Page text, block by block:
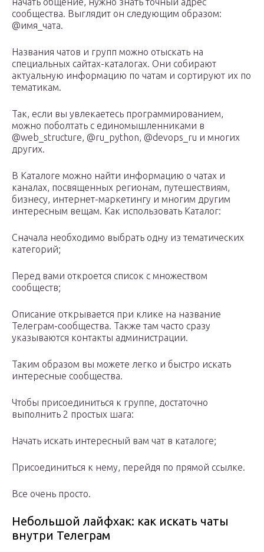
сообщества. Выглядит он следующим образом:
@имя_чата.
Названия чатов и групп можно отыскать на
специальных сайтах-каталогах. Они собирают
актуальную информацию по чатам и сортируют их по
тематикам.
Так, если вы увлекаетесь программированием,
можно поболтать с единомышленниками в
@web_structure, @ru_python, @devops_ru и многих
других.
В Каталоге можно найти информацию о чатах и
каналах, посвященных регионам, путешествиям,
бизнесу, интернет-маркетингу и многим другим
интересным вещам. Как использовать Каталог:
Сначала необходимо выбрать одну из тематических
категорий;
Перед вами откроется список с множеством
сообществ;
Описание открывается при клике на название
Телеграм-сообщества. Также там часто сразу
указываются контакты администрации.
Таким образом вы можете легко и быстро искать
интересные сообщества.
Чтобы присоединиться к группе, достаточно
выполнить 2 простых шага:
Начать искать интересный вам чат в каталоге;
Присоединиться к нему, перейдя по прямой ссылке.
Все очень просто.
Небольшой лайфхак: как искать чаты
внутри Телеграм